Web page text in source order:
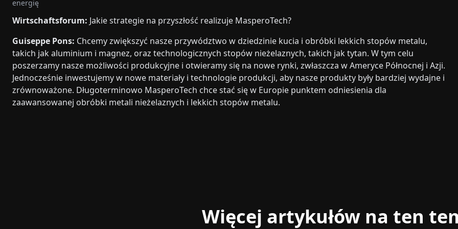
energię
Wirtschaftsforum: Jakie strategie na przyszłość realizuje MasperoTech?
Guiseppe Pons: Chcemy zwiększyć nasze przywództwo w dziedzinie kucia i obróbki lekkich stopów metalu,
takich jak aluminium i magnez, oraz technologicznych stopów nieżelaznych, takich jak tytan. W tym celu
poszerzamy nasze możliwości produkcyjne i otwieramy się na nowe rynki, zwłaszcza w Ameryce Północnej i Azji.
Jednocześnie inwestujemy w nowe materiały i technologie produkcji, aby nasze produkty były bardziej wydajne i
zrównoważone. Długoterminowo MasperoTech chce stać się w Europie punktem odniesienia dla
zaawansowanej obróbki metali nieżelaznych i lekkich stopów metalu.
Więcej artykułów na ten